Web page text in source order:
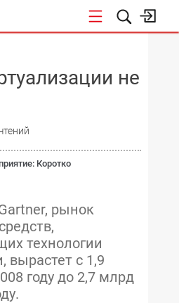
не
Коротко
рынок
технологии
вырастет с 1,9
году до 2,7 млрд